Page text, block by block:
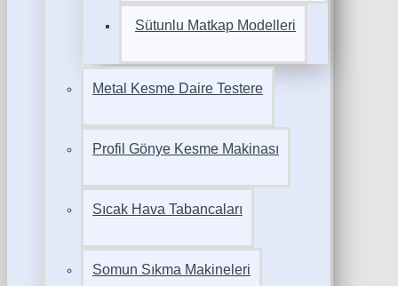
Sütunlu Matkap Modelleri
Metal Kesme Daire Testere
Profil Gönye Kesme Makinası
Sıcak Hava Tabancaları
Somun Sıkma Makineleri